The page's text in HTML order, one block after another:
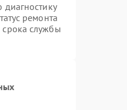
диагностику
ремонта
срока службы